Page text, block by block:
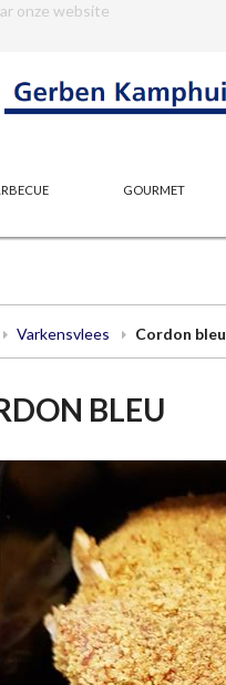
onze website
GOURMET
Varkensvlees Cordon bleu
BLEU